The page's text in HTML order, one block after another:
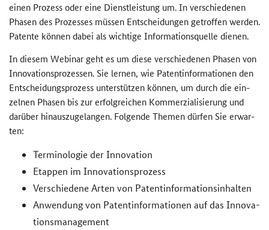
einen Pro­zess oder eine Dienst­leis­tung um. In ver­schie­de­nen
Pha­sen des Pro­zes­ses müs­sen Ent­schei­dun­gen ge­trof­fen wer­den.
Pa­ten­te kön­nen dabei als wich­ti­ge In­for­ma­ti­ons­quel­le die­nen.
In die­sem We­bi­nar geht es um diese ver­schie­de­nen Pha­sen von
In­no­va­ti­ons­pro­zes­sen. Sie ler­nen, wie Pa­tent­in­for­ma­tio­nen den
Ent­schei­dungs­pro­zess un­ter­stüt­zen kön­nen, um durch die ein­
zel­nen Pha­sen bis zur er­folg­rei­chen Kom­mer­zia­li­sie­rung und
dar­über hin­aus­zu­ge­lan­gen. Fol­gen­de The­men dür­fen Sie er­war­
ten:
Ter­mi­no­lo­gie der In­no­va­ti­on
Etap­pen im In­no­va­ti­ons­pro­zess
Ver­schie­de­ne Arten von Pa­tent­in­for­ma­ti­ons­in­hal­ten
An­wen­dung von Pa­tent­in­for­ma­tio­nen auf das In­no­va­
ti­ons­ma­nage­ment